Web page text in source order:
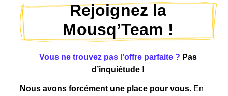
Rejoignez la
Mousq’Team !
Vous ne trouvez pas l’offre parfaite ? Pas
d’inquiétude !
Nous avons forcément une place pour vous.En